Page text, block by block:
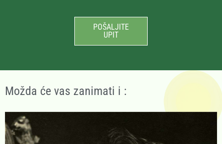
POŠALJITE
UPIT
Možda će vas zanimati i :